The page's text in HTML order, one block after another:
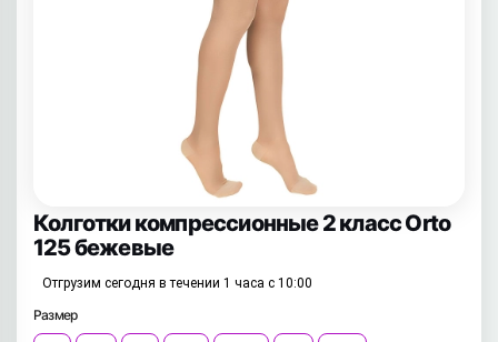
Колготки компрессионные 2 класс Orto
125 бежевые
Отгрузим сегодня в течении 1 часа с 10:00
Размер